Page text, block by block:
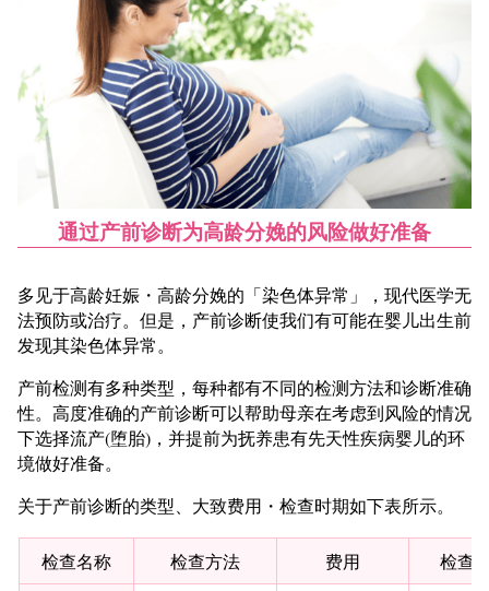
通过产前诊断为高龄分娩的风险做好准备
多见于高龄妊娠・高龄分娩的「染色体异常」，现代医学无
法预防或治疗。但是，产前诊断使我们有可能在婴儿出生前
发现其染色体异常。
产前检测有多种类型，每种都有不同的检测方法和诊断准确
性。高度准确的产前诊断可以帮助母亲在考虑到风险的情况
下选择流产(堕胎)，并提前为抚养患有先天性疾病婴儿的环
境做好准备。
关于产前诊断的类型、大致费用・检查时期如下表所示。
检查名称 检查方法 费用
检查